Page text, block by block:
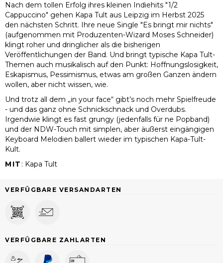
Nach dem tollen Erfolg ihres kleinen Indiehits "1/2
Cappuccino" gehen Kapa Tult aus Leipzig im Herbst 2025
den nächsten Schritt. Ihre neue Single "Es bringt mir nichts"
(aufgenommen mit Produzenten-Wizard Moses Schneider)
klingt roher und dringlicher als die bisherigen
Veröffentlichungen der Band. Und bringt typische Kapa Tult-
Themen auch musikalisch auf den Punkt: Hoffnungslosigkeit,
Eskapismus, Pessimismus, etwas am großen Ganzen ändern
wollen, aber nicht wissen, wie.
Und trotz all dem „in your face“ gibt’s noch mehr Spielfreude
- und das ganz ohne Schnickschnack und Overdubs.
Irgendwie klingt es fast grungy (jedenfalls für ne Popband)
und der NDW-Touch mit simplen, aber äußerst eingängigen
Keyboard Melodien ballert wieder im typischen Kapa-Tult-
Kult.
MIT : Kapa Tult
VERFÜGBARE VERSANDARTEN
VERFÜGBARE ZAHLARTEN